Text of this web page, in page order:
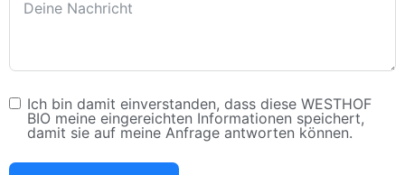
Ich bin damit einverstanden, dass diese WESTHOF
BIO meine eingereichten Informationen speichert,
damit sie auf meine Anfrage antworten können.